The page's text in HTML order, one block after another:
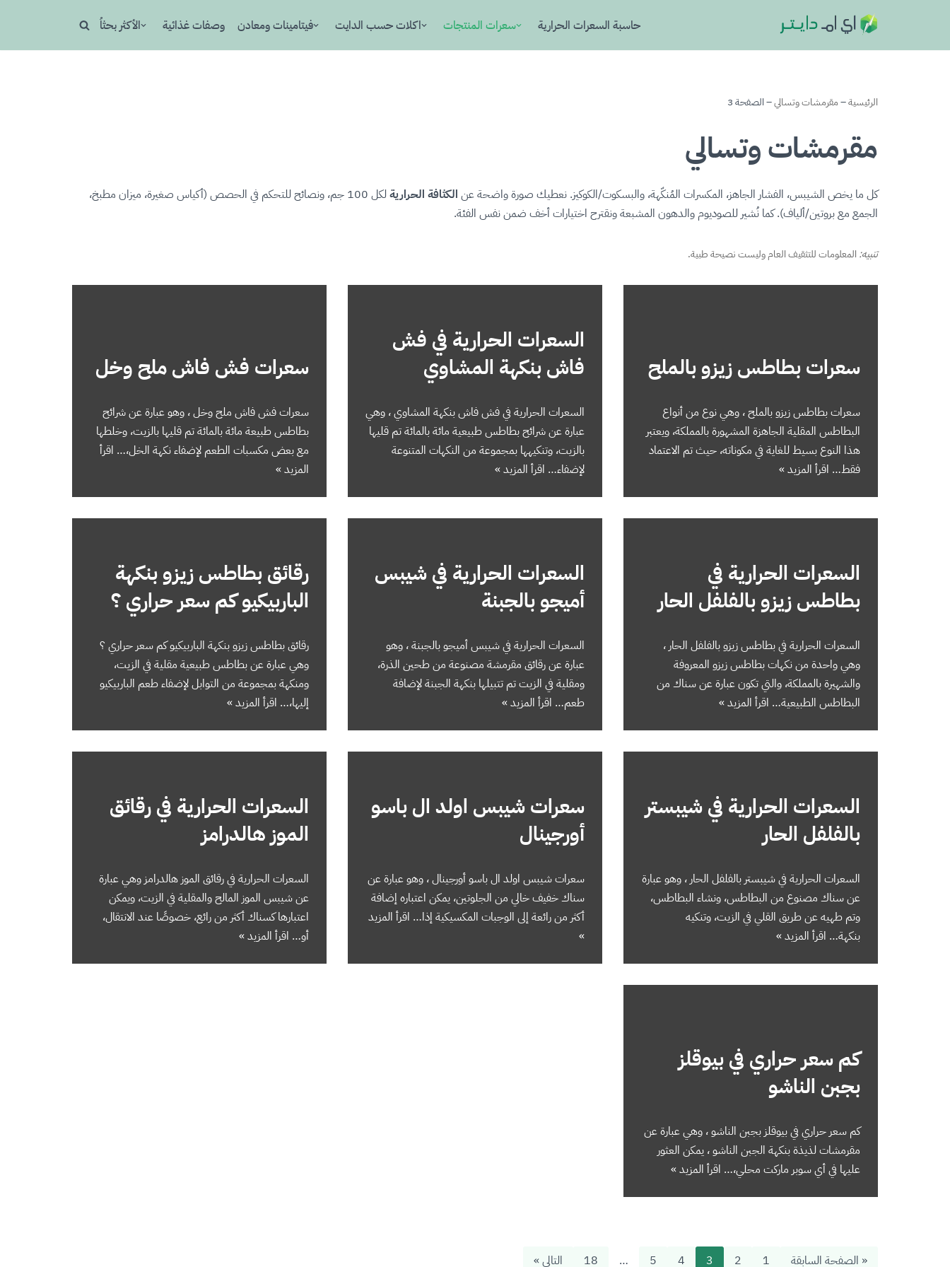
حاسبة السعرات الحرارية سعرات المنتجات اكلات حسب الدايت فيتامينات ومعادن وصفات غذائية الأكثر بحثاُ
الرئيسية–مقرمشات وتسالي–الصفحة 3
مقرمشات وتسالي
كل ما يخص الشيبس، الفشار الجاهز، المكسرات المُنكّهة، والبسكوت/الكوكيز. نعطيك صورة واضحة عن الكثافة الحرارية
لكل 100 جم، ونصائح للتحكم في الحصص (أكياس صغيرة، ميزان مطبخ،
الجمع مع بروتين/ألياف). كما نُشير للصوديوم والدهون المشبعة ونقترح اختيارات أخف ضمن نفس الفئة.
تنبيه: المعلومات للتثقيف العام وليست نصيحة طبية.
سعرات بطاطس زيزو بالملح
سعرات بطاطس زيزو بالملح ، وهي نوع من أنواع
البطاطس المقلية الجاهزة المشهورة بالمملكة، ويعتبر
هذا النوع بسيط للغاية في مكوناته، حيث تم الاعتماد
فقط… اقرأ المزيد »
السعرات الحرارية في فش
فاش بنكهة المشاوي
السعرات الحرارية في فش فاش بنكهة المشاوي ، وهي
عبارة عن شرائح بطاطس طبيعية مائة بالمائة تم قليها
بالزيت، وتنكيهها بمجموعة من النكهات المتنوعة
لإضفاء… اقرأ المزيد »
سعرات فش فاش ملح وخل
سعرات فش فاش ملح وخل ، وهو عبارة عن شرائح
بطاطس طبيعة مائة بالمائة تم قليها بالزيت، وخلطها
مع بعض مكسبات الطعم لإضفاء نكهة الخل،… اقرأ
المزيد »
السعرات الحرارية في
بطاطس زيزو بالفلفل الحار
السعرات الحرارية في بطاطس زيزو بالفلفل الحار ،
وهي واحدة من نكهات بطاطس زيزو المعروفة
والشهيرة بالمملكة، والتي تكون عبارة عن سناك من
البطاطس الطبيعية… اقرأ المزيد »
السعرات الحرارية في شيبس
أميجو بالجبنة
السعرات الحرارية في شيبس أميجو بالجبنة ، وهو
عبارة عن رقائق مقرمشة مصنوعة من طحين الذرة،
ومقلية في الزيت تم تتبيلها بنكهة الجبنة لإضافة
طعم… اقرأ المزيد »
رقائق بطاطس زيزو بنكهة
الباربيكيو كم سعر حراري ؟
رقائق بطاطس زيزو بنكهة الباربيكيو كم سعر حراري ؟
وهي عبارة عن بطاطس طبيعية مقلية في الزيت،
ومنكهة بمجموعة من التوابل لإضفاء طعم الباربيكيو
إليها،… اقرأ المزيد »
السعرات الحرارية في شيبستر
بالفلفل الحار
السعرات الحرارية في شيبستر بالفلفل الحار ، وهو عبارة
عن سناك مصنوع من البطاطس، ونشاء البطاطس،
وتم طهيه عن طريق القلي في الزيت، وتنكيه
بنكهة… اقرأ المزيد »
سعرات شيبس اولد ال باسو
أورجينال
سعرات شيبس اولد ال باسو أورجينال ، وهو عبارة عن
سناك خفيف خالي من الجلوتين، يمكن اعتباره إضافة
أكثر من رائعة إلى الوجبات المكسيكية إذا… اقرأ المزيد
»
السعرات الحرارية في رقائق
الموز هالدرامز
السعرات الحرارية في رقائق الموز هالدرامز وهي عبارة
عن شيبس الموز المالح والمقلية في الزيت، ويمكن
اعتبارها كسناك أكثر من رائع، خصوصًا عند الانتقال،
أو… اقرأ المزيد »
كم سعر حراري في بيوقلز
بجبن الناشو
كم سعر حراري في بيوقلز بجبن الناشو ، وهي عبارة عن
مقرمشات لذيذة بنكهة الجبن الناشو ، يمكن العثور
عليها في أي سوبر ماركت محلي،… اقرأ المزيد »
« الصفحة السابقة 1
2
3
4
5
…
18 التالي »